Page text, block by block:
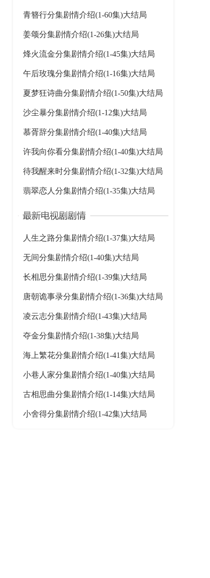
青簪行分集剧情介绍(1-60集)大结局
姜颂分集剧情介绍(1-26集)大结局
烽火流金分集剧情介绍(1-45集)大结局
午后玫瑰分集剧情介绍(1-16集)大结局
夏梦狂诗曲分集剧情介绍(1-50集)大结局
沙尘暴分集剧情介绍(1-12集)大结局
慕胥辞分集剧情介绍(1-40集)大结局
许我向你看分集剧情介绍(1-40集)大结局
待我醒来时分集剧情介绍(1-32集)大结局
翡翠恋人分集剧情介绍(1-35集)大结局
人生之路分集剧情介绍(1-37集)大结局
无间分集剧情介绍(1-40集)大结局
长相思分集剧情介绍(1-39集)大结局
唐朝诡事录分集剧情介绍(1-36集)大结局
凌云志分集剧情介绍(1-43集)大结局
夺金分集剧情介绍(1-38集)大结局
海上繁花分集剧情介绍(1-41集)大结局
小巷人家分集剧情介绍(1-40集)大结局
古相思曲分集剧情介绍(1-14集)大结局
小舍得分集剧情介绍(1-42集)大结局